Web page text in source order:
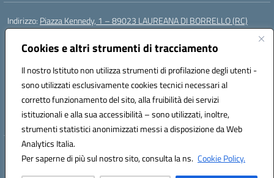
Cookies e altri strumenti di tracciamento
Il nostro Istituto non utilizza strumenti di profilazione degli utenti -
sono utilizzati esclusivamente cookies tecnici necessari al
corretto funzionamento del sito, alla fruibilità dei servizi
istituzionali e alla sua accessibilità – sono utilizzati, inoltre,
strumenti statistici anonimizzati messi a disposizione da Web
Analytics Italia.
Per saperne di più sul nostro sito, consulta la ns. Cookie Policy.
Indirizzo: Piazza Kennedy, 1 – 89023 LAUREANA DI BORRELLO (RC)
Centralino:
Posta elettronica certificata (PEC):rcic84800t@pec.istruzione.it
Codice fiscale: 82000940807
Codice meccanografico:RCIC84800T
Codice Indice delle Pubbliche Amministrazioni (IPA): istsc_rcic84800t
Codice unico di fatturazione (CUF): UF3A7N
Hosting & Powered by 3D Solution S.r.l.
Concept & Design by Designers Italia